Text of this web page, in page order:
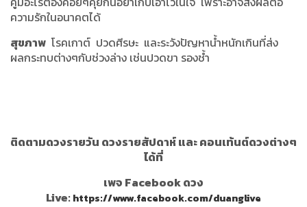
ความรักในอนาคตได้
สุขภาพ โรคเกาต์ ปวดศีรษะ และระวังปัญหาน้ำหนักเกินที่ส่ง
ผลกระทบต่างๆกับช่วงล่าง เช่นปวดขา รองช้ำ
ติดตามดวงรายวัน ดวงรายสัปดาห์ และ คอนเท้นต์ดวงต่างๆ
ได้ที่
เพจ Facebook ดวง
Live:https://www.facebook.com/duanglive